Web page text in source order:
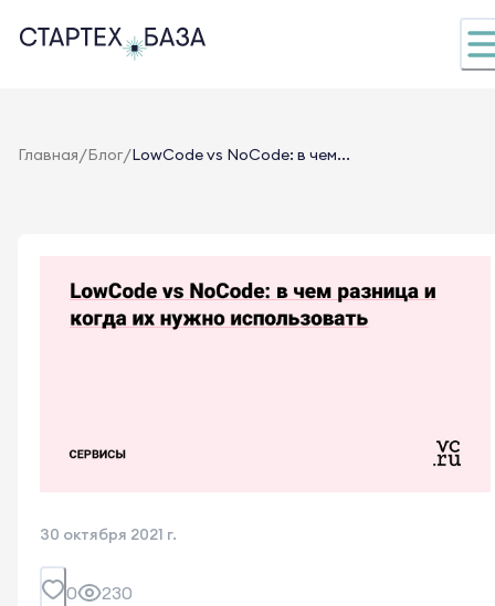
Главная/Блог/LowCode vs NoCode: в чем...
30 октября 2021 г.
0 230